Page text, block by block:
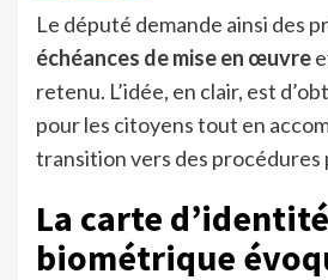
Le député demande ainsi des
échéances de mise en œuvre
retenu. L’idée, en clair, est
pour les citoyens tout en
transition vers des procédures
La carte d’identité
biométrique